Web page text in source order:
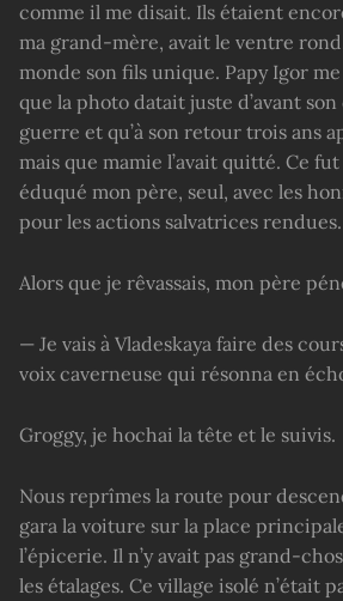
comme il me disait. Ils étaient
ma grand-mère, avait le ventre
monde son fils unique. Papy Igor
que la photo datait juste d’avant
guerre et qu’à son retour trois ans
mais que mamie l’avait quitté. Ce
éduqué mon père, seul, avec les
pour les actions salvatrices rendues.
Alors que je rêvassais, mon père
— Je vais à Vladeskaya faire des
voix caverneuse qui résonna en
Groggy, je hochai la tête et le suivis.
Nous reprîmes la route pour
gara la voiture sur la place
l’épicerie. Il n’y avait pas grand-
les étalages. Ce village isolé n’était